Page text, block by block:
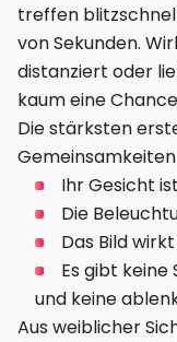
treffen
von Sekunden.
distanziert oder
kaum eine
Die stärksten
Ihr Gesicht
Die
Das Bild
Es gibt
und keine
Aus weiblicher